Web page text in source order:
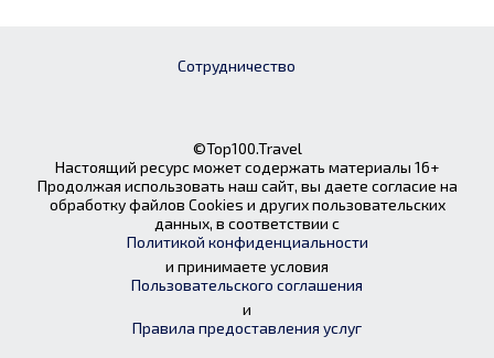
Сотрудничество
©Top100.Travel
Настоящий ресурс может содержать материалы 16+
Продолжая использовать наш сайт, вы даете согласие на
обработку файлов Cookies и других пользовательских
данных, в соответствии с
Политикой конфиденциальности
и принимаете условия
Пользовательского соглашения
и
Правила предоставления услуг